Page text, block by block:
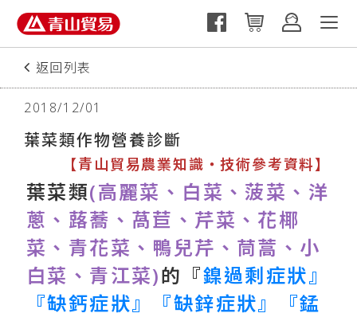
返回列表
2018/12/01
葉菜類作物營養診斷
【青山貿易農業知識‧技術參考資料】
葉菜類(高麗菜、白菜、菠菜、洋
蔥、蕗蕎、萵苣、芹菜、花椰
菜、青花菜、鴨兒芹、茼蒿、小
白菜、青江菜)的『鎳過剩症狀』
『缺鈣症狀』『缺鋅症狀』『錳